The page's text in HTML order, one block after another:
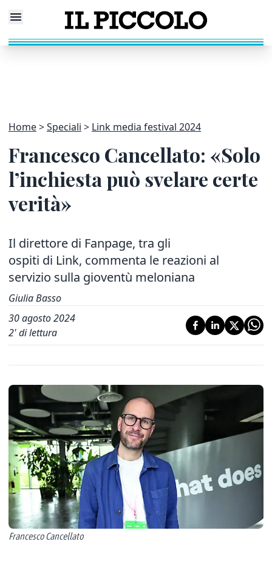
Home Speciali Link media festival 2024
Francesco Cancellato: «Solo
l’inchiesta può svelare certe
verità»
Il direttore di Fanpage, tra gli
ospiti di Link, commenta le reazioni al
servizio sulla gioventù meloniana
Giulia Basso
30 agosto 2024
2' di lettura
Francesco Cancellato